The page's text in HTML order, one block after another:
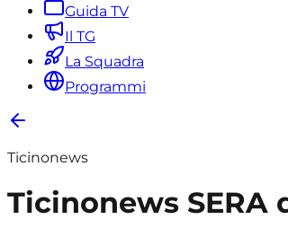
Guida TV
Il TG
La Squadra
Programmi
Ticinonews
Ticinonews SERA